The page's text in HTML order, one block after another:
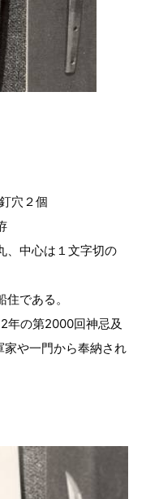
穴２個
、中心は１文字切の
である。
年の第2000回神忌及
や一門から奉納され